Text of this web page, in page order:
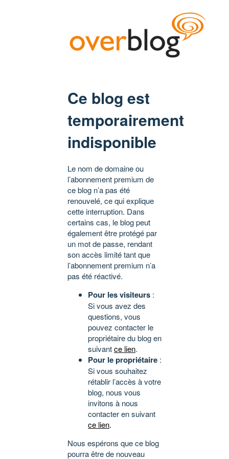
Ce blog est
temporairement
indisponible
Le nom de domaine ou
l’abonnement premium de
ce blog n’a pas été
renouvelé, ce qui explique
cette interruption. Dans
certains cas, le blog peut
également être protégé par
un mot de passe, rendant
son accès limité tant que
l’abonnement premium n’a
pas été réactivé.
Pour les visiteurs :
Si vous avez des
questions, vous
pouvez contacter le
propriétaire du blog en
suivantce lien.
Pour le propriétaire :
Si vous souhaitez
rétablir l’accès à votre
blog, nous vous
invitons à nous
contacter en suivant
ce lien.
Nous espérons que ce blog
pourra être de nouveau